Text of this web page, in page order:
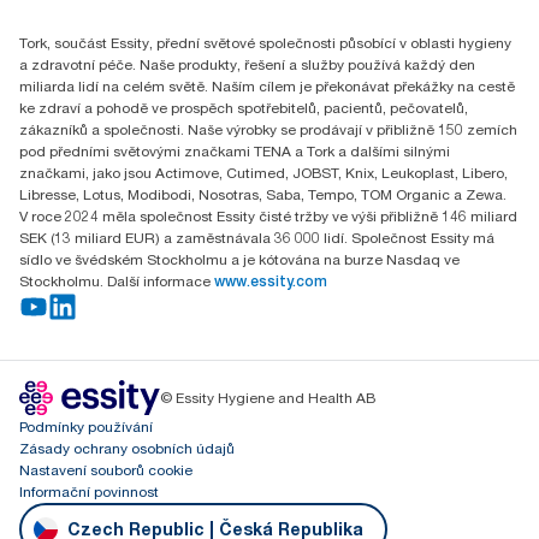
Praha 8, Karlin, Sokolovská 100/94
186 00 Česká republika
Tork, součást Essity, přední světové společnosti působící v oblasti hygieny
a zdravotní péče. Naše produkty, řešení a služby používá každý den
miliarda lidí na celém světě. Naším cílem je překonávat překážky na cestě
ke zdraví a pohodě ve prospěch spotřebitelů, pacientů, pečovatelů,
zákazníků a společnosti. Naše výrobky se prodávají v přibližně 150 zemích
pod předními světovými značkami TENA a Tork a dalšími silnými
značkami, jako jsou Actimove, Cutimed, JOBST, Knix, Leukoplast, Libero,
Libresse, Lotus, Modibodi, Nosotras, Saba, Tempo, TOM Organic a Zewa.
V roce 2024 měla společnost Essity čisté tržby ve výši přibližně 146 miliard
SEK (13 miliard EUR) a zaměstnávala 36 000 lidí. Společnost Essity má
sídlo ve švédském Stockholmu a je kótována na burze Nasdaq ve
Stockholmu. Další informace www.essity.com
© Essity Hygiene and Health AB
Podmínky používání
Zásady ochrany osobních údajů
Nastavení souborů cookie
Informační povinnost
Czech Republic | Česká Republika